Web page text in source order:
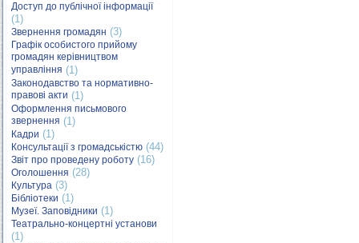
Доступ до публічної інформації
(1)
Звернення громадян (3)
Графік особистого прийому
громадян керівництвом
управління (1)
Законодавство та нормативно-
правові акти (1)
Оформлення письмового
звернення (1)
Кадри (1)
Консультації з громадськістю (44)
Звіт про проведену роботу (16)
Оголошення (28)
Культура (3)
Бібліотеки (1)
Музеї. Заповідники (1)
Театрально-концертні установи
(1)